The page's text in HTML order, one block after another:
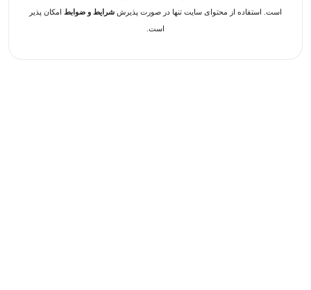
است. استفاده از محتوای سایت تنها در صورت پذیرش شرایط و ضوابط امکان پذیر
است.